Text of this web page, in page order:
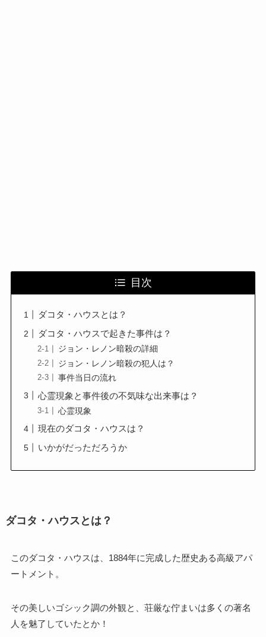
目次
ダコタ・ハウスとは？
ダコタ・ハウスで起きた事件は？
ジョン・レノン暗殺の詳細
ジョン・レノン暗殺の犯人は？
事件当日の流れ
心霊現象と事件後の不気味な出来事は？
心霊現象
現在のダコタ・ハウスは？
いかがだっただろうか
ダコタ・ハウスとは？
このダコタ・ハウスは、1884年に完成した歴史ある高級アパ
ートメント。
その美しいゴシック調の外観と、荘厳な佇まいは多くの著名
人を魅了していたとか！